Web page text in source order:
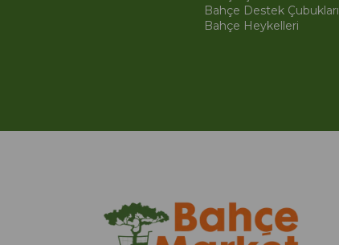
Bahçe Destek Çubukları
Bahçe Heykelleri